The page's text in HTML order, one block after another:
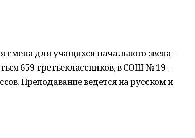
смена для учащихся начального звена –
659 третьеклассников, в СОШ № 19 –
Преподавание ведется на русском и